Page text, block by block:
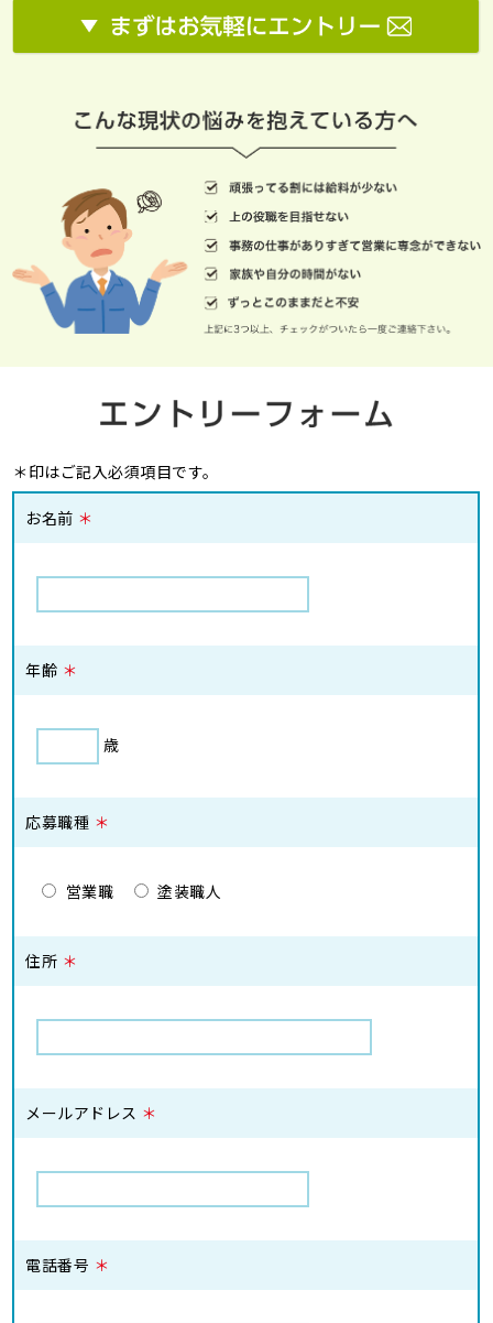
＊印はご記入必須項目です。
お名前 ＊
年齢 ＊
歳
応募職種 ＊
営業職 塗装職人
住所 ＊
メールアドレス ＊
電話番号 ＊